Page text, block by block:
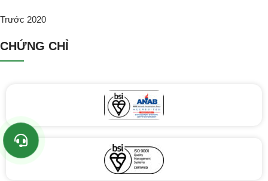
Trước 2020
CHỨNG CHỈ